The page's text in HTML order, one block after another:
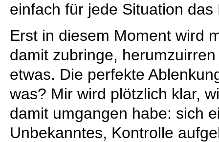
einfach für jede Situation
Erst in diesem Moment wird
damit zubringe,
etwas. Die perfekte
was? Mir wird plötzlich klar,
damit umgangen habe: sich
Unbekanntes, Kontrolle